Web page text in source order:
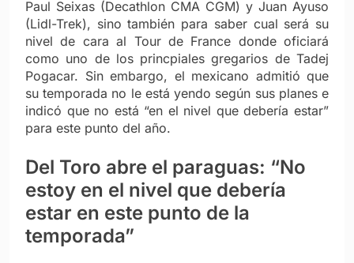
Paul Seixas (Decathlon CMA CGM) y Juan Ayuso
(Lidl-Trek), sino también para saber cual será su
nivel de cara al Tour de France donde oficiará
como uno de los princpiales gregarios de Tadej
Pogacar. Sin embargo, el mexicano admitió que
su temporada no le está yendo según sus planes e
indicó que no está “en el nivel que debería estar”
para este punto del año.
Del Toro abre el paraguas: “No
estoy en el nivel que debería
estar en este punto de la
temporada”